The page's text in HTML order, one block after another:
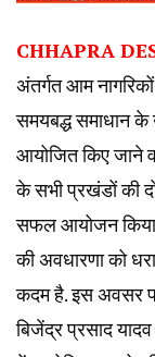
CHHAPRA
अंतर्गत आम
समयबद्ध समाधान के
आयोजित किए जाने
के सभी प्रखंडों की
सफल आयोजन किया
की अवधारणा को
कदम है. इस अवसर
बिजेंद्र प्रसाद